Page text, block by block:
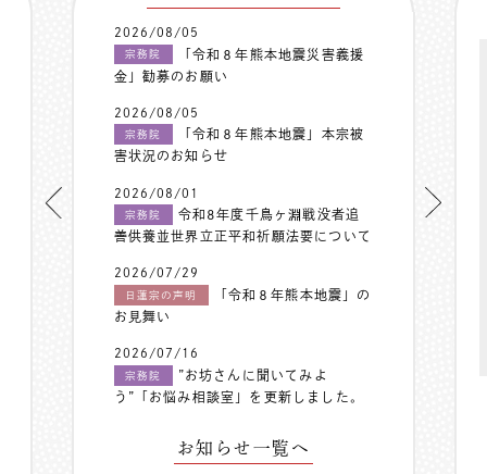
2026/08/05
宗務院
「令和８年熊本地震災害義援
金」勧募のお願い
2026/08/05
宗務院
「令和８年熊本地震」本宗被
害状況のお知らせ
2026/08/01
宗務院
令和8年度千鳥ヶ淵戦没者追
善供養並世界立正平和祈願法要について
2026/07/29
日蓮宗の声明
「令和８年熊本地震」の
お見舞い
2026/07/16
宗務院
”お坊さんに聞いてみよ
う”「お悩み相談室」を更新しました。
お知らせ一覧へ